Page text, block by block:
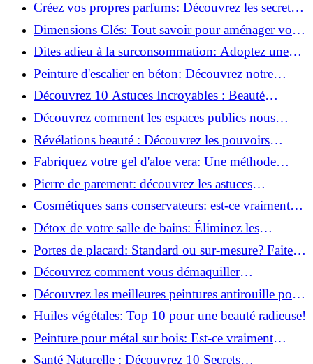
Créez vos propres parfums: Découvrez les secrets
de la fabrication artisanale!
Dimensions Clés: Tout savoir pour aménager votre
salle de bains!
Dites adieu à la surconsommation: Adoptez une
vie plus simple!
Peinture d'escalier en béton: Découvrez notre
tutoriel facile et rapide!
Découvrez 10 Astuces Incroyables : Beauté
Naturelle avec le Concombre !
Découvrez comment les espaces publics nous
incitent à être plus actifs : Révélations surprenantes!
Révélations beauté : Découvrez les pouvoirs
insoupçonnés du concombre!
Fabriquez votre gel d'aloe vera: Une méthode
simple et rapide à la maison!
Pierre de parement: découvrez les astuces
infaillibles pour un nettoyage parfait!
Cosmétiques sans conservateurs: est-ce vraiment
possible?
Détox de votre salle de bains: Éliminez les
ingrédients nocifs dès maintenant!
Portes de placard: Standard ou sur-mesure? Faites
le meilleur choix!
Découvrez comment vous démaquiller
naturellement: Astuces et secrets révélés!
Découvrez les meilleures peintures antirouille pour
le fer: Top 12 analysé!
Huiles végétales: Top 10 pour une beauté radieuse!
Peinture pour métal sur bois: Est-ce vraiment
possible?
Santé Naturelle : Découvrez 10 Secrets